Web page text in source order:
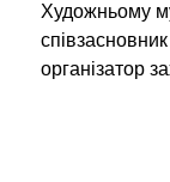
Художньому
організатор